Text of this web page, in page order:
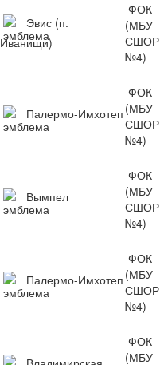
Эвис (п.
Иванищи)
ФОК
(МБУ
СШОР
№4)
Палермо-Имхотеп
ФОК
(МБУ
СШОР
№4)
Вымпел
ФОК
(МБУ
СШОР
№4)
Палермо-Имхотеп
ФОК
(МБУ
СШОР
№4)
ФОК
(МБУ